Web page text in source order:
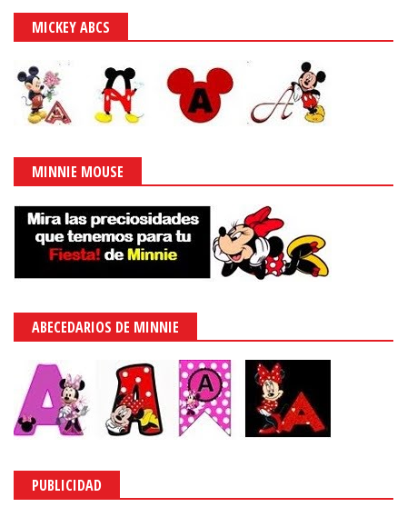
MICKEY ABCS
MINNIE MOUSE
ABECEDARIOS DE MINNIE
PUBLICIDAD